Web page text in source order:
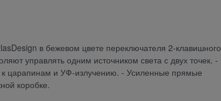
в бежевом цвете переключателя 2-клавишного
управлять одним источником света с двух точек. -
к царапинам и УФ-излучению. - Усиленные прямые
коробке.